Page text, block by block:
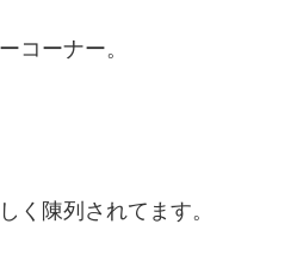
コーナー。
く陳列されてます。